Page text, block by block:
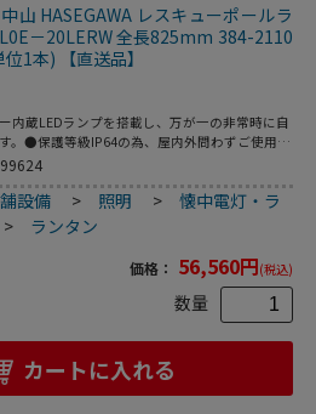
山 HASEGAWA レスキューポールラ
－20LERW 全長825mm 384-2110
1本) 【直送品】
内蔵LEDランプを搭載し、万が一の非常時に自
。●保護等級IP64の為、屋内外問わずご使用い
●屋内外用LED作業灯。●非常灯用。●トンネ
消費電力(W)：14●本体寸法(mm)幅：
法(mm)奥行：65●本体寸法(mm)高さ：65●全
スイッチ：付●プラグ：125V15A2P●防水等
設備 > 照明 >懐中電灯・ラ
> ランタン
価格： 56,560円(税込)
数量
カートに入れる